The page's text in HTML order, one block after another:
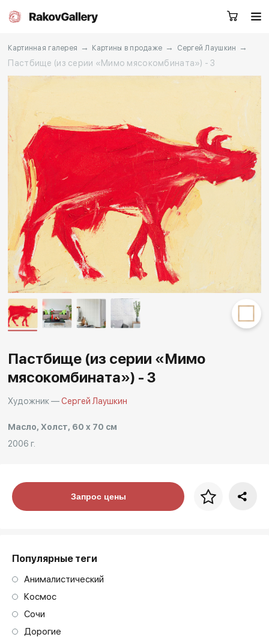
Москва
RU EN CN
Каталог Художники
О нас Услуги
События Контакты
Другие проекты
Rakov
baget
Заказать звонок
Картинная галерея → Картины в продаже → Сергей Лаушкин
→
Пастбище (из серии «Мимо мясокомбината») - 3
Пастбище (из серии «Мимо
мясокомбината») - 3
Художник —Сергей Лаушкин
Масло, Холст, 60 x 70 см
2006 г.
Цена за багетЗапрос цены
Популярные теги
Анималистический
Космос
Сочи
Дорогие